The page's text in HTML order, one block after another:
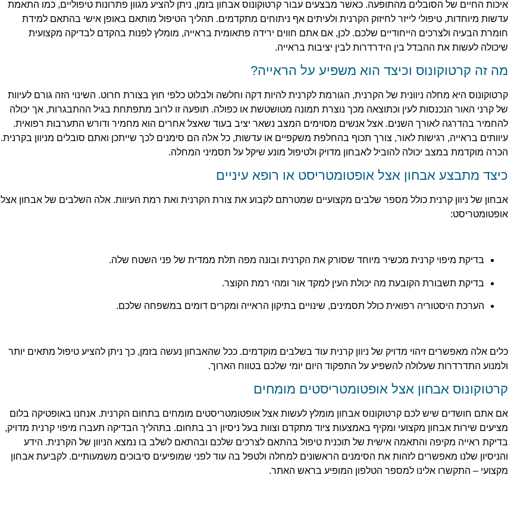
איכות החיים של הסובלים מהתופעה. כאשר מבצעים עבור קרטוקונוס אבחון בזמן, ניתן להציע מגוון פתרונות טיפוליים, כמו התאמת
עדשות מיוחדות, טיפולי לייזר לחיזוק הקרנית ולעיתים אף ניתוחים מתקדמים. תהליך הטיפול מותאם באופן אישי בהתאם למידת
חומרת הבעיה ולצרכים הייחודיים שלכם. לכן, אם אתם חווים ירידה פתאומית בראייה, מומלץ לפנות בהקדם לבדיקה מקצועית
שיכולה לעשות את ההבדל בין הידרדרות לבין יציבות בראייה.
מה זה קרטוקונוס וכיצד הוא משפיע על הראייה?
קרטוקונוס היא מחלה ניוונית של הקרנית, הגורמת לקרנית להיות דקה וחלשה ולבלוט כלפי חוץ בצורת חרוט. השינוי הזה גורם לעיוות
של קרני האור הנכנסות לעין וכתוצאה מכך נוצרת תמונה מטושטשת או כפולה. תופעה זו לרוב מתפתחת בגיל ההתבגרות, אך יכולה
להחמיר בהדרגה לאורך השנים. אצל אנשים מסוימים המצב נשאר יציב בעוד שאצל אחרים הוא מחמיר ודורש התערבות רפואית.
עיוותים בראייה, רגישות לאור, צורך תכוף בהחלפת משקפיים או עדשות, כל אלה הם סימנים לכך שייתכן ואתם סובלים מניוון בקרנית.
הכרה מוקדמת במצב יכולה להוביל לאבחון מדויק ולטיפול מונע שיקל על תסמיני המחלה.
כיצד מתבצע אבחון אצל אופטומטריסט או רופא עיניים
אבחון של ניוון קרנית כולל מספר שלבים מקצועיים שמטרתם לקבוע את צורת הקרנית ואת רמת העיוות. אלה השלבים של אבחון אצל
אופטומטריסט:
בדיקת מיפוי קרנית מכשיר מיוחד שסורק את הקרנית ובונה מפה תלת ממדית של פני השטח שלה.
בדיקת תשבורת הקובעת מה יכולת העין למקד אור ומהי רמת הקוצר.
הערכת היסטוריה רפואית כולל תסמינים, שינויים בתיקון הראייה ומקרים דומים במשפחה שלכם.
כלים אלה מאפשרים זיהוי מדויק של ניוון קרנית עוד בשלבים מוקדמים. ככל שהאבחון נעשה בזמן, כך ניתן להציע טיפול מתאים יותר
ולמנוע התדרדרות שעלולה להשפיע על התפקוד היום יומי שלכם בטווח הארוך.
קרטוקונוס אבחון אצל אופטומטריסטים מומחים
אם אתם חושדים שיש לכם קרטוקונוס אבחון מומלץ לעשות אצל אופטומטריסטים מומחים בתחום הקרנית. אנחנו באופטיקה בלום
מציעים שירות אבחון מקצועי ומקיף באמצעות ציוד מתקדם וצוות בעל ניסיון רב בתחום. בתהליך הבדיקה תעברו מיפוי קרנית מדויק,
בדיקת ראייה מקיפה והתאמה אישית של תוכנית טיפול בהתאם לצרכים שלכם ובהתאם לשלב בו נמצא הניוון של הקרנית. הידע
והניסיון שלנו מאפשרים לזהות את הסימנים הראשונים למחלה ולטפל בה עוד לפני שמופיעים סיבוכים משמעותיים. לקביעת אבחון
מקצועי – התקשרו אלינו למספר הטלפון המופיע בראש האתר.